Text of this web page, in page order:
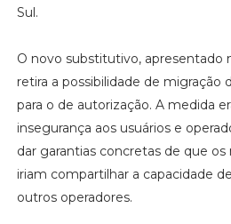
Sul.
O novo substitutivo, apresentado
retira a possibilidade de migração
para o de autorização. A medida
insegurança aos usuários e
dar garantias concretas de que
iriam compartilhar a capacidade
outros operadores.